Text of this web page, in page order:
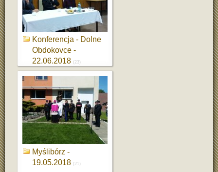
Konferencja - Dolne
Obdokovce -
22.06.2018 (23)
Myślibórz -
19.05.2018 (21)